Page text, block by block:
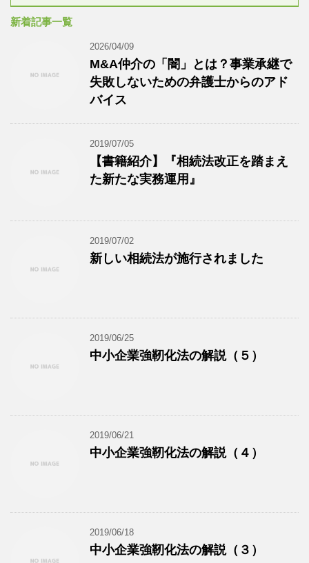
新着記事一覧
2026/04/09
M&A仲介の「闇」とは？事業承継で
失敗しないための弁護士からのアド
バイス
2019/07/05
【書籍紹介】『相続法改正を踏まえ
た新たな実務運用』
2019/07/02
新しい相続法が施行されました
2019/06/25
中小企業強靭化法の解説（５）
2019/06/21
中小企業強靭化法の解説（４）
2019/06/18
中小企業強靭化法の解説（３）